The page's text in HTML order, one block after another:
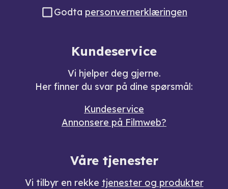
Godta personvernerklæringen
Kundeservice
Vi hjelper deg gjerne.
Her finner du svar på dine spørsmål:
Kundeservice
Annonsere på Filmweb?
Våre tjenester
Vi tilbyr en rekke tjenester og produkter